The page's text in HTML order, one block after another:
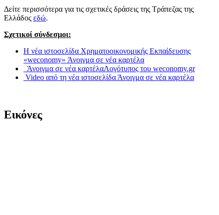
Δείτε περισσότερα για τις σχετικές δράσεις της Τράπεζας της
Ελλάδος εδώ.
Σχετικοί σύνδεσμοι:
Η νέα ιστοσελίδα Χρηματοοικονομικής Εκπαίδευσης
«weconomy» Άνοιγμα σε νέα καρτέλα
Άνοιγμα σε νέα καρτέλαΛογότυπος του weconomy.gr
Video από τη νέα ιστοσελίδα Άνοιγμα σε νέα καρτέλα
Εικόνες